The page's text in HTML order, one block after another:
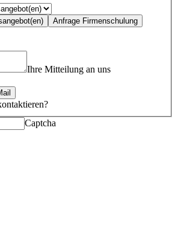
Anfrage Firmenschulung
Ihre Mitteilung an uns
Captcha